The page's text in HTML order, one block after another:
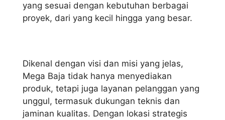
yang sesuai dengan kebutuhan berbagai
proyek, dari yang kecil hingga yang besar.
Dikenal dengan visi dan misi yang jelas,
Mega Baja tidak hanya menyediakan
produk, tetapi juga layanan pelanggan yang
unggul, termasuk dukungan teknis dan
jaminan kualitas. Dengan lokasi strategis